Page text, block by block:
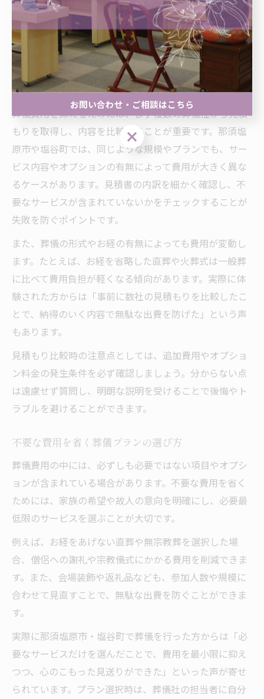
費用を抑えた葬儀で後悔しない知
恵
葬儀費用を抑える工夫と見積もりの比較
葬儀費用を抑えるためには、まず複数の葬儀社から見積
もりを取得し、内容を比較することが重要です。那須塩
原市や塩谷町では、同じような規模やプランでも、サー
ビス内容やオプションの有無によって費用が大きく異な
るケースがあります。見積書の内訳を細かく確認し、不
要なサービスが含まれていないかをチェックすることが
失敗を防ぐポイントです。
また、葬儀の形式やお経の有無によっても費用が変動し
ます。たとえば、お経を省略した直葬や火葬式は一般葬
に比べて費用負担が軽くなる傾向があります。実際に体
験された方からは「事前に数社の見積もりを比較したこ
とで、納得のいく内容で無駄な出費を防げた」という声
もあります。
見積もり比較時の注意点としては、追加費用やオプショ
ン料金の発生条件を必ず確認しましょう。分からない点
は遠慮せず質問し、明朗な説明を受けることで後悔やト
ラブルを避けることができます。
不要な費用を省く葬儀プランの選び方
葬儀費用の中には、必ずしも必要ではない項目やオプシ
ョンが含まれている場合があります。不要な費用を省く
ためには、家族の希望や故人の意向を明確にし、必要最
低限のサービスを選ぶことが大切です。
例えば、お経をあげない直葬や無宗教葬を選択した場
合、僧侶への謝礼や宗教儀式にかかる費用を削減できま
す。また、会場装飾や返礼品なども、参加人数や規模に
合わせて見直すことで、無駄な出費を防ぐことができま
す。
実際に那須塩原市・塩谷町で葬儀を行った方からは「必
要なサービスだけを選んだことで、費用を最小限に抑え
つつ、心のこもった見送りができた」といった声が寄せ
られています。プラン選択時は、葬儀社の担当者に自分
お問い合わせ・ご相談はこちら
お問い合わせ・ご相談はこちら